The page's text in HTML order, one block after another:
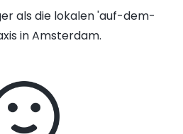
als die lokalen 'auf-dem-
in Amsterdam.